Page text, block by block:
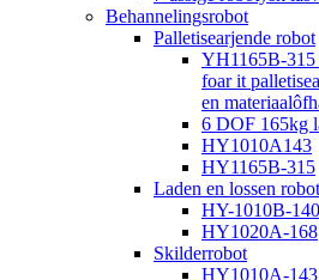
Behannelingsrobot
Palletisearjende robot
YH1165B-315
foar it
en
6 DOF 165kg
HY1010A143
HY1165B-315
Laden en lossen robot
HY-1010B-140
HY1020A-168
Skilderrobot
HY1010A-143